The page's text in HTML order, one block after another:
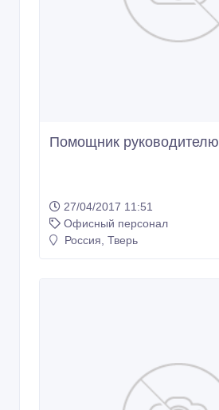
Помощник руководителю
27/04/2017 11:51
Офисный персонал
Россия, Тверь